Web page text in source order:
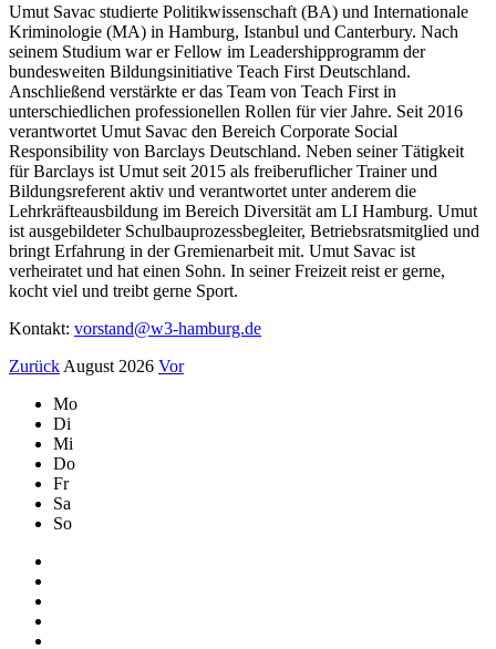
Umut Savac studierte Politikwissenschaft (BA) und Internationale
Kriminologie (MA) in Hamburg, Istanbul und Canterbury. Nach
seinem Studium war er Fellow im Leadershipprogramm der
bundesweiten Bildungsinitiative Teach First Deutschland.
Anschließend verstärkte er das Team von Teach First in
unterschiedlichen professionellen Rollen für vier Jahre. Seit 2016
verantwortet Umut Savac den Bereich Corporate Social
Responsibility von Barclays Deutschland. Neben seiner Tätigkeit
für Barclays ist Umut seit 2015 als freiberuflicher Trainer und
Bildungsreferent aktiv und verantwortet unter anderem die
Lehrkräfteausbildung im Bereich Diversität am LI Hamburg. Umut
ist ausgebildeter Schulbauprozessbegleiter, Betriebsratsmitglied und
bringt Erfahrung in der Gremienarbeit mit. Umut Savac ist
verheiratet und hat einen Sohn. In seiner Freizeit reist er gerne,
kocht viel und treibt gerne Sport.
Kontakt: vorstand@w3-hamburg.de
Zurück August 2026 Vor
Mo
Di
Mi
Do
Fr
Sa
So